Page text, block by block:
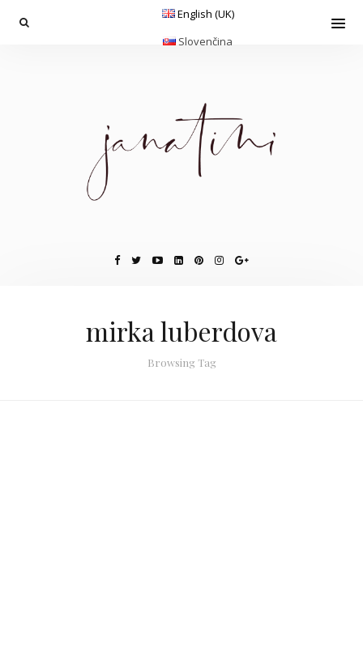
English (UK)
Slovenčina
mirka luberdova
Browsing Tag